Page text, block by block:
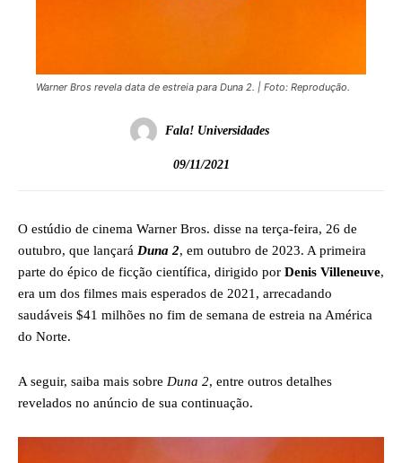
Warner Bros revela data de estreia para Duna 2. | Foto: Reprodução.
Fala! Universidades
09/11/2021
O estúdio de cinema Warner Bros. disse na terça-feira, 26 de
outubro, que lançará Duna 2, em outubro de 2023. A primeira
parte do épico de ficção científica, dirigido por Denis Villeneuve,
era um dos filmes mais esperados de 2021, arrecadando
saudáveis ​​$41 milhões no fim de semana de estreia na América
do Norte.
A seguir, saiba mais sobre Duna 2, entre outros detalhes
revelados no anúncio de sua continuação.